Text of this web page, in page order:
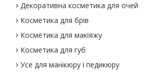
Декоративна косметика для очей
Косметика для брів
Косметика для макіяжу
Косметика для губ
Усе для манікюру і педикюру